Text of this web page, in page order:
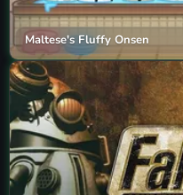
Maltese's Fluffy Onsen